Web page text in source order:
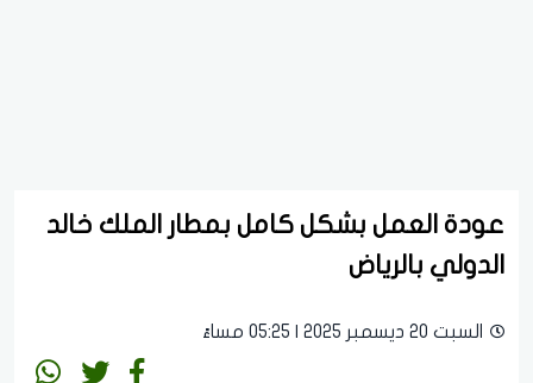
عودة العمل بشكل كامل بمطار الملك خالد
الدولي بالرياض
السبت 20 ديسمبر 2025 | 05:25 مساءً